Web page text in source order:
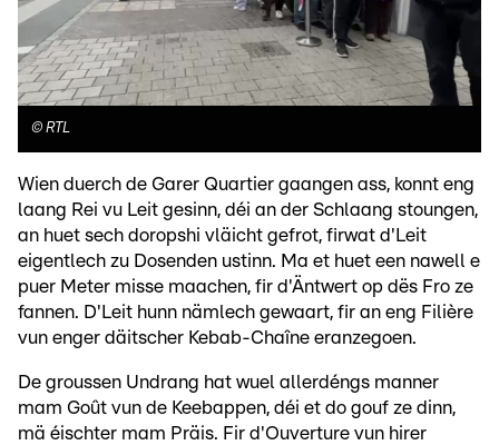
© RTL
Wien duerch de Garer Quartier gaangen ass, konnt eng
laang Rei vu Leit gesinn, déi an der Schlaang stoungen,
an huet sech doropshi vläicht gefrot, firwat d'Leit
eigentlech zu Dosenden ustinn. Ma et huet een nawell e
puer Meter misse maachen, fir d'Äntwert op dës Fro ze
fannen. D'Leit hunn nämlech gewaart, fir an eng Filière
vun enger däitscher Kebab-Chaîne eranzegoen.
De groussen Undrang hat wuel allerdéngs manner
mam Goût vun de Keebappen, déi et do gouf ze dinn,
mä éischter mam Präis. Fir d'Ouverture vun hirer